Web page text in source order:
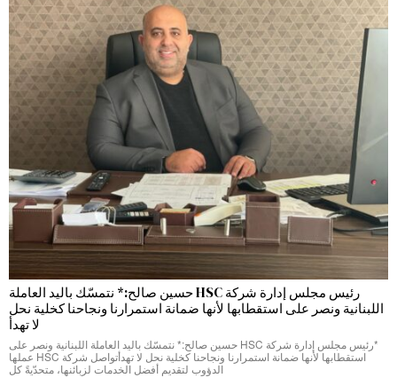
رئيس مجلس إدارة شركة HSC حسين صالح:* نتمسّك باليد العاملة
اللبنانية ونصر على استقطابها لأنها ضمانة استمرارنا ونجاحنا كخلية نحل
لا تهدأ
*رئيس مجلس إدارة شركة HSC حسين صالح:* نتمسّك باليد العاملة اللبنانية ونصر على
استقطابها لأنها ضمانة استمرارنا ونجاحنا كخلية نحل لا تهدأتواصل شركة HSC عملها
الدؤوب لتقديم أفضل الخدمات لزبائنها، متحدّيةً كل